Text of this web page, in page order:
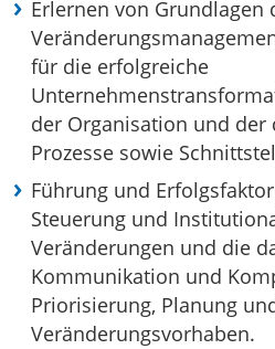
Erlernen von Grundlagen
für die erfolgreiche
der Organisation und
Prozesse sowie
Führung und
Steuerung und
Veränderungen und die
Kommunikation und
Priorisierung, Planung
Veränderungsvorhaben.